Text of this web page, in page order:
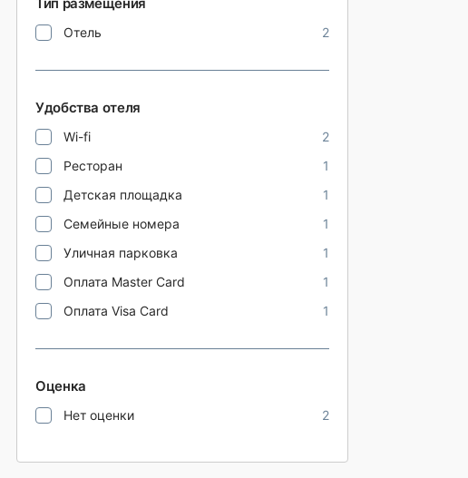
Отель 2
Удобства отеля
Wi-fi
2
Ресторан
1
Детская площадка
1
Семейные номера
1
Уличная парковка
1
Оплата Master Card
1
Оплата Visa Card
1
Оценка
Нет оценки 2